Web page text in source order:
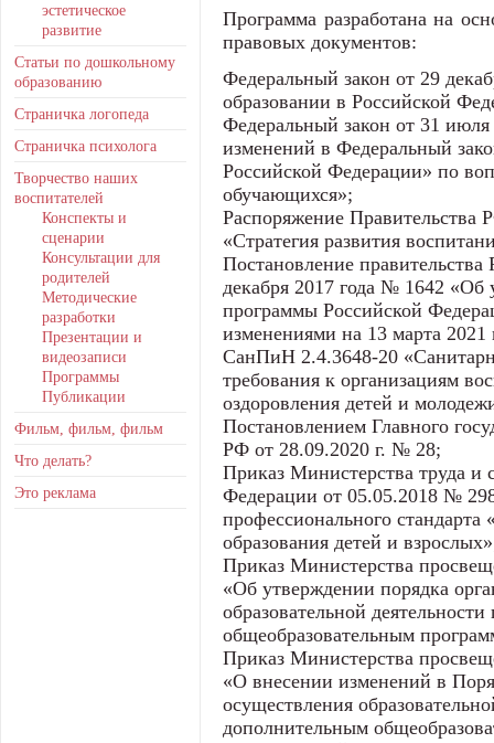
эстетическое
развитие
Статьи по дошкольному
образованию
Страничка логопеда
Страничка психолога
Творчество наших
воспитателей
Конспекты и
сценарии
Консультации для
родителей
Методические
разработки
Презентации и
видеозаписи
Программы
Публикации
Фильм, фильм, фильм
Что делать?
Это реклама
Программа разработана на
правовых документов:
Федеральный закон от 29
образовании в Российской
Федеральный закон от 31
изменений в Федеральный
Российской Федерации» по
обучающихся»;
Распоряжение Правительства
«Стратегия развития
Постановление
декабря 2017 года № 1642 «Об
программы Российской
изменениями на 13 марта 2021
СанПиН 2.4.3648-20
требования к организациям
оздоровления детей и
Постановлением Главного
РФ от 28.09.2020 г. № 28;
Приказ Министерства труда и
Федерации от 05.05.2018 №
профессионального стандарта
образования детей и
Приказ Министерства
«Об утверждении порядка
образовательной
общеобразовательным
Приказ Министерства
«О внесении изменений в
осуществления
дополнительным